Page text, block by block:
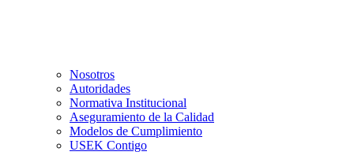
Nosotros
Autoridades
Normativa Institucional
Aseguramiento de la Calidad
Modelos de Cumplimiento
USEK Contigo